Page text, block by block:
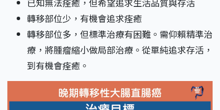
轉移部位少，有機會追求痊癒
轉移部位多，但標準治療有困難。需仰賴精準治
療，將腫瘤縮小做局部治療。從單純追求存活，
到有機會痊癒。